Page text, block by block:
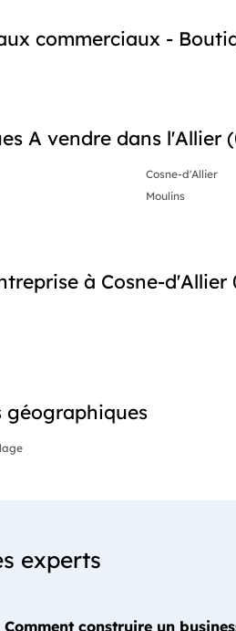
commerciaux -
A vendre dans l'Allier
Cosne-d'Allier
Moulins
à Cosne-d'Allier
géographiques
experts
Comment construire un